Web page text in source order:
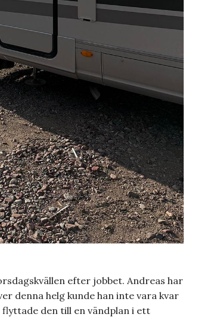
efter jobbet. Andreas har
denna helg kunde han inte vara kvar
den till en vändplan i ett